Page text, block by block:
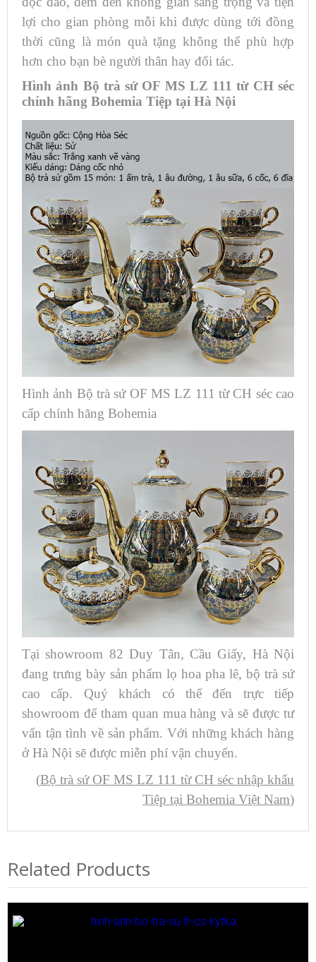
lợi cho gian phòng mỗi khi được dùng tới đồng
thời cũng là món quà tặng không thể phù hợp
hơn cho bạn bè người thân hay đối tác.
Hình ảnh Bộ trà sứ ​OF MS LZ 111 từ CH séc
chính hãng Bohemia Tiệp tại Hà Nội
Hình ảnh Bộ trà sứ ​OF MS LZ 111 từ CH séc cao
cấp chính hãng Bohemia
Tại showroom 82 Duy Tân, Cầu Giấy, Hà Nội
đang trưng bày sản phẩm lọ hoa pha lê, bộ trà sứ
cao cấp. Quý khách có thể đến trực tiếp
showroom để tham quan mua hàng và sẽ được tư
vấn tận tình về sản phẩm. Với những khách hàng
ở Hà Nội sẽ được miễn phí vận chuyển.
(Bộ trà sứ ​OF MS LZ 111 từ CH séc nhập khẩu
Tiệp tại Bohemia Việt Nam)
Related Products